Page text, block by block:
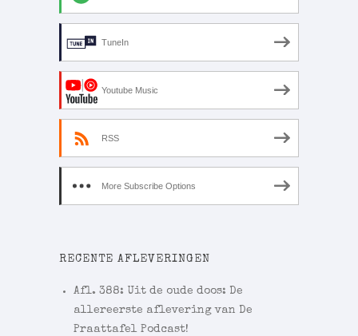
TuneIn
Youtube Music
RSS
More Subscribe Options
RECENTE AFLEVERINGEN
Afl. 388: Uit de oude doos: De
allereerste aflevering van De
Praattafel Podcast!